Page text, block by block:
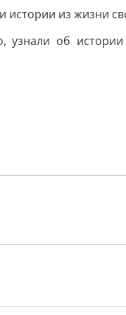
истории из жизни
узнали об